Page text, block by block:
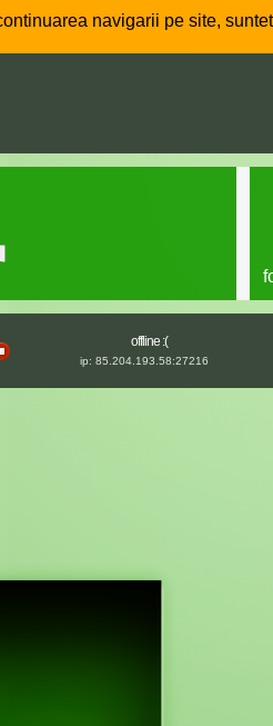
navigarii pe site,
offline :(
ip: 85.204.193.58:27216